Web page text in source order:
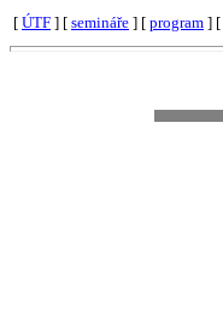
[ ÚTF ] [ semináře ] [ program ] [